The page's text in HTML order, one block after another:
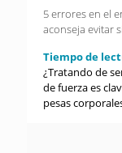
5 errores en el
aconseja evitar
Tiempo de
¿Tratando de
de fuerza es
pesas